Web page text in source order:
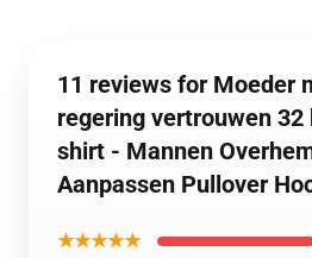
11 reviews for Moeder
regering vertrouwen
shirt - Mannen
Aanpassen Pullover
★★★★★